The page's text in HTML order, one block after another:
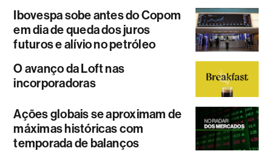
Ibovespa sobe antes do Copom
em dia de queda dos juros
futuros e alívio no petróleo
O avanço da Loft nas
incorporadoras
Ações globais se aproximam de
máximas históricas com
temporada de balanços